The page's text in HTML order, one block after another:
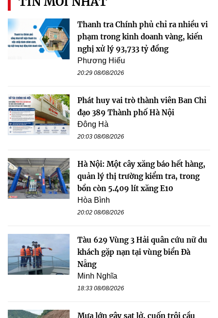
Thanh tra Chính phủ chỉ ra nhiều vi
phạm trong kinh doanh vàng, kiến
nghị xử lý 93,733 tỷ đồng
Phương Hiếu
20:29 08/08/2026
Phát huy vai trò thành viên Ban Chỉ
đạo 389 Thành phố Hà Nội
Đông Hà
20:03 08/08/2026
Hà Nội: Một cây xăng báo hết hàng,
quản lý thị trường kiểm tra, trong
bồn còn 5.409 lít xăng E10
Hòa Bình
20:02 08/08/2026
Tàu 629 Vùng 3 Hải quân cứu nữ du
khách gặp nạn tại vùng biển Đà
Nẵng
Minh Nghĩa
18:33 08/08/2026
Mưa lớn gây sạt lở, cuốn trôi cầu